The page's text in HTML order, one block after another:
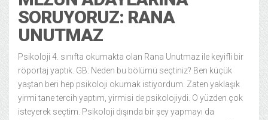
SORUYORUZ: RANA
UNUTMAZ
Psikoloji 4. sınıfta okumakta olan Rana Unutmaz ile keyifli bir
röportaj yaptık. GB: Neden bu bölümü seçtiniz? Ben küçük
yaştan beri hep psikoloji okumak istiyordum. Zaten yaklaşık
yirmi tane tercih yaptım, yirmisi de psikolojiydi. O yüzden çok
isteyerek seçtim. Psikoloji dışında bir şey yapmayı da